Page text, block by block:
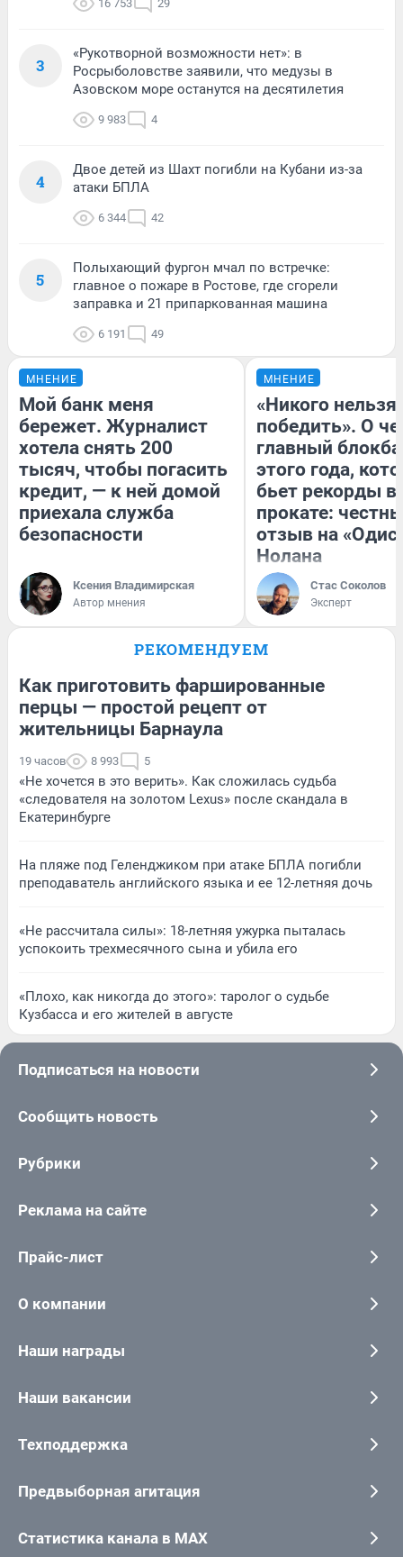
16 753 29
3
«Рукотворной возможности нет»: в
Росрыболовстве заявили, что медузы в
Азовском море останутся на десятилетия
9 983 4
4
Двое детей из Шахт погибли на Кубани из-за
атаки БПЛА
6 344 42
5
Полыхающий фургон мчал по встречке:
главное о пожаре в Ростове, где сгорели
заправка и 21 припаркованная машина
6 191 49
МНЕНИЕ
Мой банк меня
бережет. Журналист
хотела снять 200
тысяч, чтобы погасить
кредит, — к ней домой
приехала служба
безопасности
Ксения Владимирская
Автор мнения
МНЕНИЕ
«Никого нельзя
победить». О
главный
этого года,
бьет рекорды в
прокате:
отзыв на
Нолана
Стас Соколов
Эксперт
РЕКОМЕНДУЕМ
Как приготовить фаршированные
перцы — простой рецепт от
жительницы Барнаула
19 часов 8 993 5
«Не хочется в это верить». Как сложилась судьба
«следователя на золотом Lexus» после скандала в
Екатеринбурге
На пляже под Геленджиком при атаке БПЛА погибли
преподаватель английского языка и ее 12-летняя дочь
«Не рассчитала силы»: 18-летняя ужурка пыталась
успокоить трехмесячного сына и убила его
«Плохо, как никогда до этого»: таролог о судьбе
Кузбасса и его жителей в августе
Подписаться на новости
Сообщить новость
Рубрики
Реклама на сайте
Прайс-лист
О компании
Наши награды
Наши вакансии
Техподдержка
Предвыборная агитация
Статистика канала в MAX